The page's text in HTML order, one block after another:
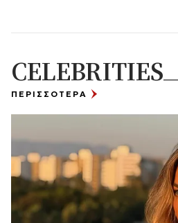
CELEBRITIES
ΠΕΡΙΣΣΟΤΕΡΑ